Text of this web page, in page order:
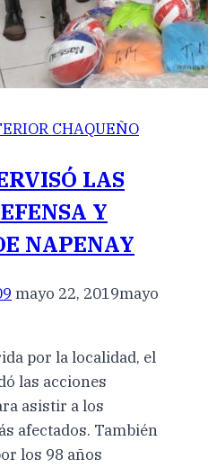
CHAQUEÑO
LAS
Y
NAPENAY
mayo 22, 2019mayo
por la localidad, el
las acciones
asistir a los
afectados. También
los 98 años